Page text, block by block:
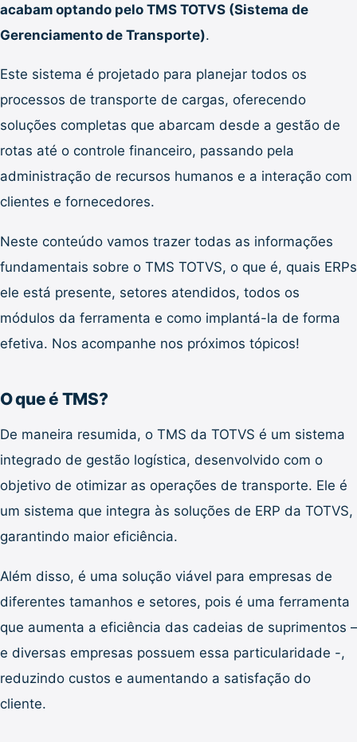
acabam optando pelo TMS TOTVS (Sistema de
Gerenciamento de Transporte).
Este sistema é projetado para planejar todos os
processos de transporte de cargas, oferecendo
soluções completas que abarcam desde a gestão de
rotas até o controle financeiro, passando pela
administração de recursos humanos e a interação com
clientes e fornecedores.
Neste conteúdo vamos trazer todas as informações
fundamentais sobre o TMS TOTVS, o que é, quais ERPs
ele está presente, setores atendidos, todos os
módulos da ferramenta e como implantá-la de forma
efetiva. Nos acompanhe nos próximos tópicos!
O que é TMS?
De maneira resumida, o TMS da TOTVS é um sistema
integrado de gestão logística, desenvolvido com o
objetivo de otimizar as operações de transporte. Ele é
um sistema que integra às soluções de ERP da TOTVS,
garantindo maior eficiência.
Além disso, é uma solução viável para empresas de
diferentes tamanhos e setores, pois é uma ferramenta
que aumenta a eficiência das cadeias de suprimentos –
e diversas empresas possuem essa particularidade -,
reduzindo custos e aumentando a satisfação do
cliente.